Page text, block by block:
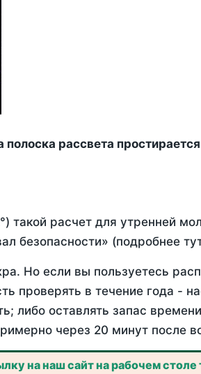
рассвета
такой расчет для утренней
безопасности» (подробнее
Но если вы пользуетесь
проверять в течение года -
либо оставлять запас
через 20 минут после
на наш сайт на рабочем